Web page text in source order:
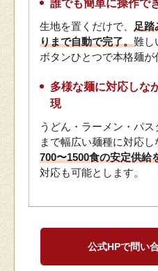
誰でも簡単に操作で
生地を置くだけで、 足踏
りまで自動で完了。難し
ボタンひとつで本格麺が
多様な麺に対応しな
現
うどん・ラーメン・パ
まで幅広い麺種に対応し
700〜1500食の安定供給
対応も可能とします。
公式HPで問い